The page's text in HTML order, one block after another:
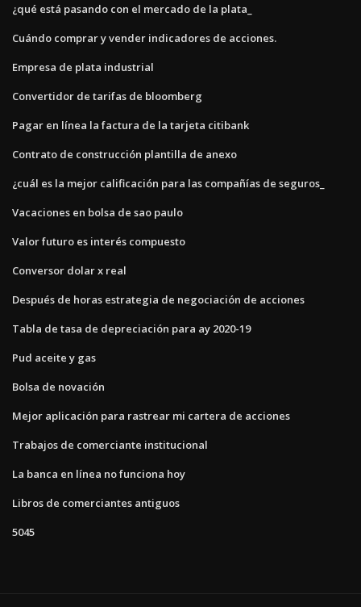
¿qué está pasando con el mercado de la plata_
Cuándo comprar y vender indicadores de acciones.
Empresa de plata industrial
Convertidor de tarifas de bloomberg
Pagar en línea la factura de la tarjeta citibank
Contrato de construcción plantilla de anexo
¿cuál es la mejor calificación para las compañías de seguros_
Vacaciones en bolsa de sao paulo
Valor futuro es interés compuesto
Conversor dolar x real
Después de horas estrategia de negociación de acciones
Tabla de tasa de depreciación para ay 2020-19
Pud aceite y gas
Bolsa de novación
Mejor aplicación para rastrear mi cartera de acciones
Trabajos de comerciante institucional
La banca en línea no funciona hoy
Libros de comerciantes antiguos
5045